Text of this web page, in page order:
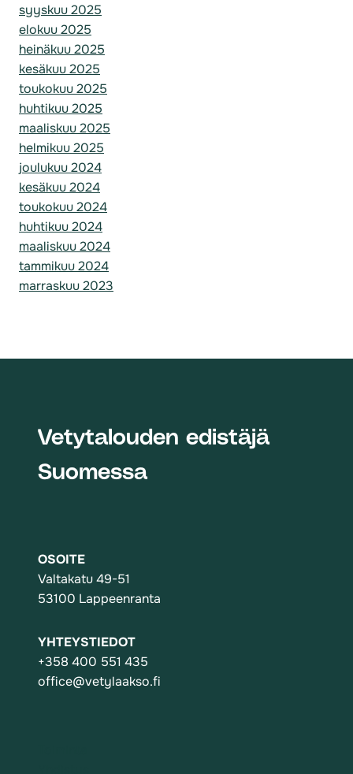
syyskuu 2025
elokuu 2025
heinäkuu 2025
kesäkuu 2025
toukokuu 2025
huhtikuu 2025
maaliskuu 2025
helmikuu 2025
joulukuu 2024
kesäkuu 2024
toukokuu 2024
huhtikuu 2024
maaliskuu 2024
tammikuu 2024
marraskuu 2023
Vetytalouden edistäjä
Suomessa
OSOITE
Valtakatu 49-51
53100 Lappeenranta
YHTEYSTIEDOT
+358 400 551 435
office@vetylaakso.fi